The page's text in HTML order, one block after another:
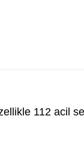
112 acil